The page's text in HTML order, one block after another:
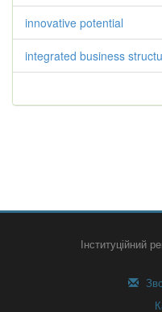
innovative potential
integrated business
Інституційний